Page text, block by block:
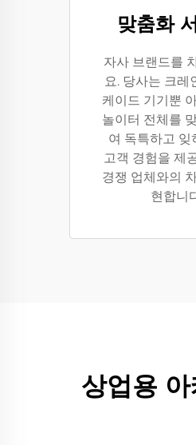
맞춤화
자사 브랜드를
요. 당사는 크레
케이드 기기뿐
놀이터 전체를
여 독특하고 잊
고객 경험을 제
경쟁 업체와의
현합니
상업용